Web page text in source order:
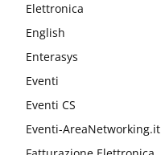
Elettronica
English
Enterasys
Eventi
Eventi CS
Eventi-AreaNetworking.it